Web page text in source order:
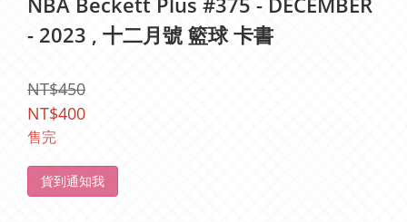
- 2023 , 十二月號 籃球 卡書
NT$450
NT$400
售完
貨到通知我